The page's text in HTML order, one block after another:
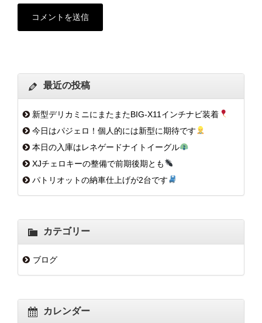
最近の投稿
新型デリカミニにまたまたBIG-X11インチナビ装着
今日はパジェロ！個人的には新型に期待です
本日の入庫はレネゲードナイトイーグル
XJチェロキーの整備で前期後期とも
パトリオットの納車仕上げが2台です
カテゴリー
ブログ
カレンダー